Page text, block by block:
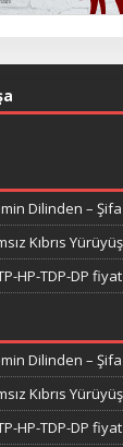
Dilinden – Şifa
Kıbrıs
HP-TDP-DP
Dilinden – Şifa
Kıbrıs
HP-TDP-DP